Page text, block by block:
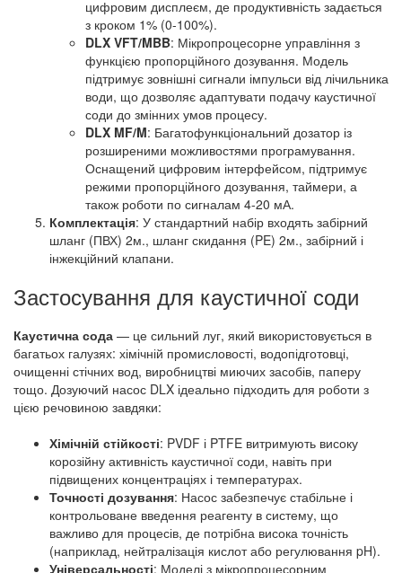
цифровим дисплеєм, де продуктивність задається
з кроком 1% (0-100%).
DLX VFT/MBB: Мікропроцесорне управління з
функцією пропорційного дозування. Модель
підтримує зовнішні сигнали імпульси від лічильника
води, що дозволяє адаптувати подачу каустичної
соди до змінних умов процесу.
DLX MF/M: Багатофункціональний дозатор із
розширеними можливостями програмування.
Оснащений цифровим інтерфейсом, підтримує
режими пропорційного дозування, таймери, а
також роботи по сигналам 4-20 мА.
Комплектація: У стандартний набір входять забірний
шланг (ПВХ) 2м., шланг скидання (PE) 2м., забірний і
інжекційний клапани.
Застосування для каустичної соди
Каустична сода — це сильний луг, який використовується в
багатьох галузях: хімічній промисловості, водопідготовці,
очищенні стічних вод, виробництві миючих засобів, паперу
тощо. Дозуючий насос DLX ідеально підходить для роботи з
цією речовиною завдяки:
Хімічній стійкості: PVDF і PTFE витримують високу
корозійну активність каустичної соди, навіть при
підвищених концентраціях і температурах.
Точності дозування: Насос забезпечує стабільне і
контрольоване введення реагенту в систему, що
важливо для процесів, де потрібна висока точність
(наприклад, нейтралізація кислот або регулювання pH).
Універсальності: Моделі з мікропроцесорним